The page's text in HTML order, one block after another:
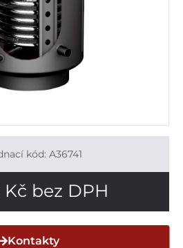
kód: A36741
Kč bez DPH
Kontakty